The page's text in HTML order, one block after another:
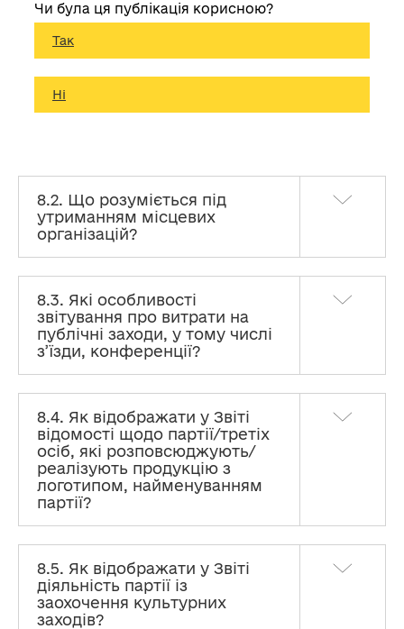
Чи була ця публікація корисною?
Так
Ні
8.2. Що розуміється під
утриманням місцевих
організацій?
8.3. Які особливості
звітування про витрати на
публічні заходи, у тому числі
з’їзди, конференції?
8.4. Як відображати у Звіті
відомості щодо партії/третіх
осіб, які розповсюджують/
реалізують продукцію з
логотипом, найменуванням
партії?
8.5. Як відображати у Звіті
діяльність партії із
заохочення культурних
заходів?